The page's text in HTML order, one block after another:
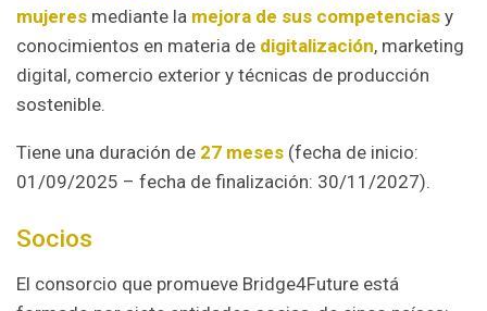
mujeres mediante la mejora de sus competencias y
conocimientos en materia de digitalización, marketing
digital, comercio exterior y técnicas de producción
sostenible.
Tiene una duración de 27 meses (fecha de inicio:
01/09/2025 – fecha de finalización: 30/11/2027).
Socios
El consorcio que promueve Bridge4Future está